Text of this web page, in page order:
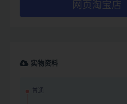
网页淘宝店
实物资料
普通